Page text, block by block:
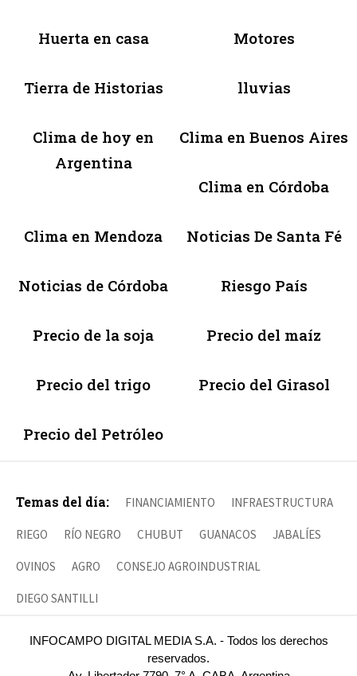
Huerta en casa Motores
Tierra de Historias lluvias
Clima de hoy en
Argentina
Clima en Buenos Aires
Clima en Córdoba
Clima en Mendoza Noticias De Santa Fé
Noticias de Córdoba Riesgo País
Precio de la soja Precio del maíz
Precio del trigo Precio del Girasol
Precio del Petróleo
Temas del día: FINANCIAMIENTO INFRAESTRUCTURA
RIEGO RÍO NEGRO CHUBUT GUANACOS JABALÍES
OVINOS AGRO CONSEJO AGROINDUSTRIAL
DIEGO SANTILLI
INFOCAMPO DIGITAL MEDIA S.A. - Todos los derechos
reservados.